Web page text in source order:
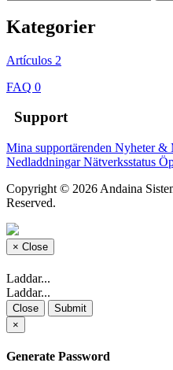
Kategorier
Artículos 2
FAQ 0
Support
Mina supportärenden Nyheter &
NedladdningarNätverksstatus
Copyright © 2026 Andaina
Reserved.
× Close
Laddar...
Laddar...
Close
Submit
×
Generate Password